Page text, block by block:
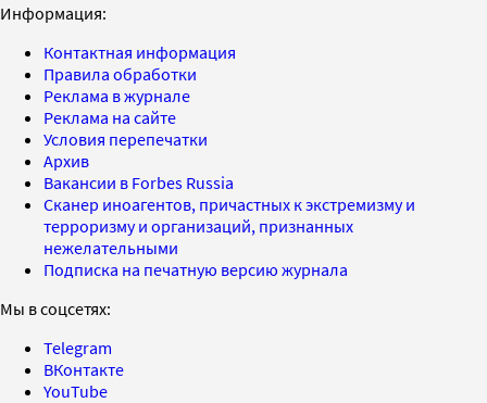
Информация:
Контактная информация
Правила обработки
Реклама в журнале
Реклама на сайте
Условия перепечатки
Архив
Вакансии в Forbes Russia
Сканер иноагентов, причастных к экстремизму и
терроризму и организаций, признанных
нежелательными
Подписка на печатную версию журнала
Мы в соцсетях:
Telegram
ВКонтакте
YouTube